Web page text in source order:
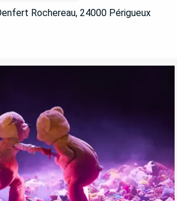
Rochereau, 24000 Périgueux